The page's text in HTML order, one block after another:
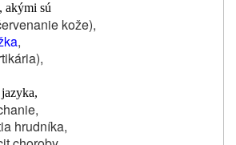
akými sú
kože),
,
hrudníka,